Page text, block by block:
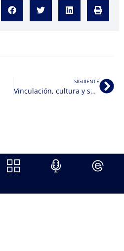
SIGUIENTE
Vinculación, cultura y sociedad – Campus Oriente